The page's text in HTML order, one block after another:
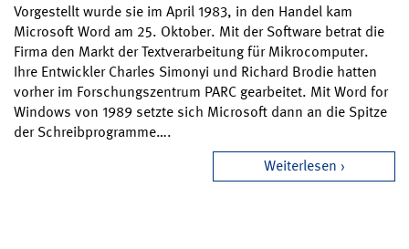
Vorgestellt wurde sie im April 1983, in den Handel kam
Microsoft Word am 25. Oktober. Mit der Software betrat die
Firma den Markt der Textverarbeitung für Mikrocomputer.
Ihre Entwickler Charles Simonyi und Richard Brodie hatten
vorher im Forschungszentrum PARC gearbeitet. Mit Word for
Windows von 1989 setzte sich Microsoft dann an die Spitze
der Schreibprogramme….
Weiterlesen